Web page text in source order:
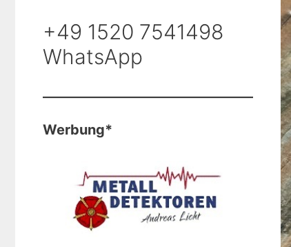
+49 1520 7541498
WhatsApp
Werbung*